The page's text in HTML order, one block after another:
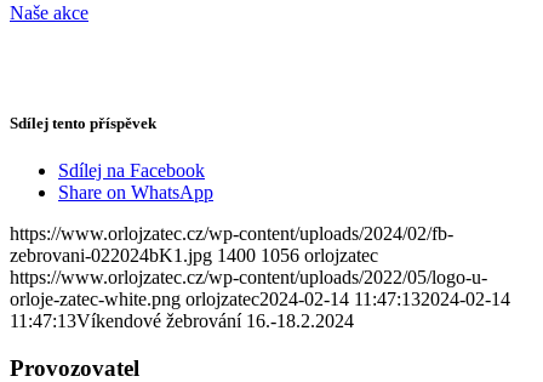
Naše akce
Sdílej tento příspěvek
Sdílej na Facebook
Share on WhatsApp
https://www.orlojzatec.cz/wp-content/uploads/2024/02/fb-
zebrovani-022024bK1.jpg 1400 1056 orlojzatec
https://www.orlojzatec.cz/wp-content/uploads/2022/05/logo-u-
orloje-zatec-white.png orlojzatec2024-02-14 11:47:132024-02-14
11:47:13Víkendové žebrování 16.-18.2.2024
Provozovatel